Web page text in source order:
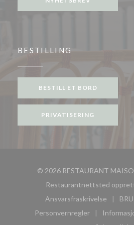
BESTILLING
BESTILL ET BORD
PRIVATISERING
© 2026 RESTAURANT
Restaurantnettsted
Ansvarsfraskrivelse
((åpner i et nytt
Personvernregler
((åpner i et nytt vindu))